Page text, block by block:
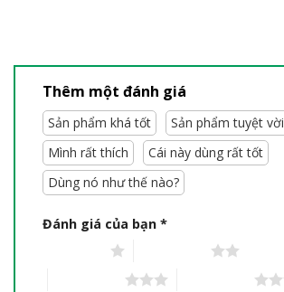
Thêm một đánh giá
Sản phẩm khá tốt
Sản phẩm tuyệt vời
Mình rất thích
Cái này dùng rất tốt
Dùng nó như thế nào?
Đánh giá của bạn *